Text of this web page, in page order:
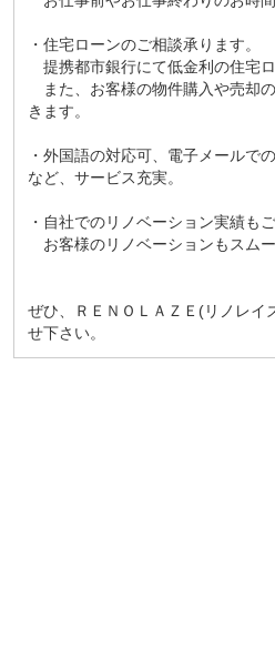
・住宅ローンのご相談承ります。
提携都市銀行にて低金利の住宅ロ
また、お客様の物件購入や売却
きます。
・外国語の対応可、電子メールで
など、サービス充実。
・自社でのリノベーション実績も
お客様のリノベーションもスムー
ぜひ、ＲＥＮＯＬＡＺＥ(リノレイ
せ下さい。